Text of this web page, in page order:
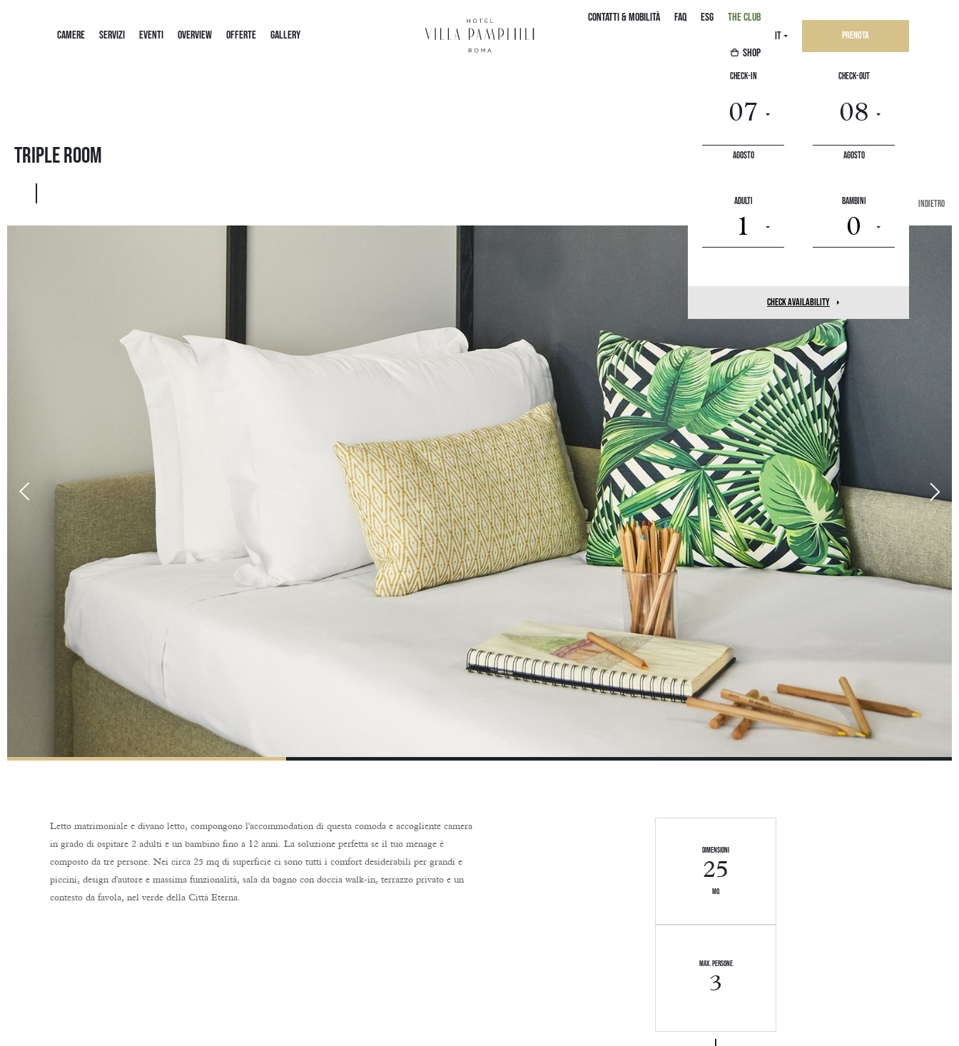
CAMERE SERVIZI EVENTI OVERVIEW OFFERTE GALLERY
CONTATTI & MOBILITÀ FAQ ESG THE CLUB
SHOP
IT Prenota
Check-In
Agosto
Check-Out
Agosto
Adulti
1
Bambini
0
check availability
Triple Room
indietro
Letto matrimoniale e divano letto, compongono l'accommodation di questa comoda e accogliente camera
in grado di ospitare 2 adulti e un bambino fino a 12 anni. La soluzione perfetta se il tuo menage è
composto da tre persone. Nei circa 25 mq di superficie ci sono tutti i comfort desiderabili per grandi e
piccini, design d'autore e massima funzionalità, sala da bagno con doccia walk-in, terrazzo privato e un
contesto da favola, nel verde della Città Eterna.
dimensioni
25
mq
MAX. PERSONE
3